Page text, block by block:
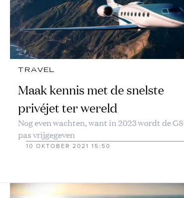
TRAVEL
Maak kennis met de snelste
privéjet ter wereld
Nog even wachten, want in 2023 wordt de
pas vrijgegeven
10 OKTOBER 2021 15:50